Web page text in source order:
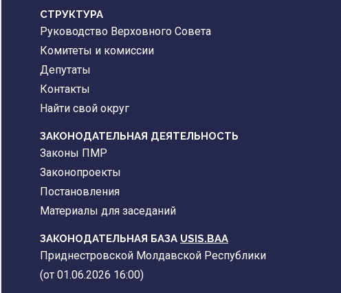
CТРУКТУРА
Руководство Верховного Совета
Комитеты и комиссии
Депутаты
Контакты
Найти свой округ
ЗАКОНОДАТЕЛЬНАЯ ДЕЯТЕЛЬНОСТЬ
Законы ПМР
Законопроекты
Постановления
Материалы для заседаний
ЗАКОНОДАТЕЛЬНАЯ БАЗА USIS.BAA
Приднестровской Молдавской Республики
(от 01.06.2026 16:00)